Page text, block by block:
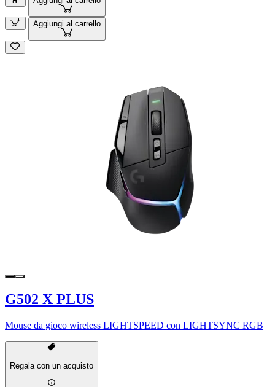
Aggiungi al carrello
G502 X PLUS
Mouse da gioco wireless LIGHTSPEED con LIGHTSYNC RGB
Regala con un acquisto